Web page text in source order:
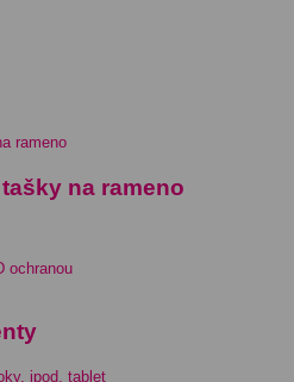
na rameno
ochranou